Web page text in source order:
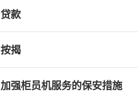
贷款
按揭
加强柜员机服务的保安措施